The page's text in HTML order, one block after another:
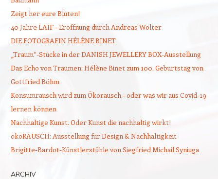
Zeigt her eure Blüten!
40 Jahre LAIF – Eröffnung durch Andreas Wolter
DIE FOTOGRAFIN HÉLÈNE BINET
„Traum“-Stücke in der DANISH JEWELLERY BOX-Ausstellung
Das Echo von Träumen: Hélène Binet zum 100. Geburtstag von
Gottfried Böhm
Konsumrausch wird zum Ökorausch – oder was wir aus Covid-19
lernen können
Nachhaltige Kunst. Oder Kunst die nachhaltig wirkt!
ökoRAUSCH: Ausstellung für Design & Nachhaltigkeit
Brigitte-Bardot-Künstlerstühle von Siegfried Michail Syniuga
ARCHIV